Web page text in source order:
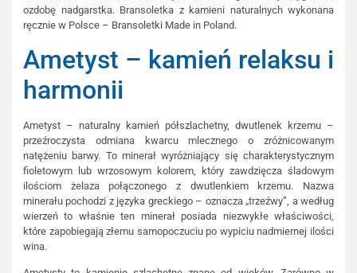
ozdobę nadgarstka. Bransoletka z kamieni naturalnych wykonana
ręcznie w Polsce – Bransoletki Made in Poland.
Ametyst – kamień relaksu i
harmonii
Ametyst – naturalny kamień półszlachetny, dwutlenek krzemu –
przeźroczysta odmiana kwarcu mlecznego o zróżnicowanym
natężeniu barwy. To minerał wyróżniający się charakterystycznym
fioletowym lub wrzosowym kolorem, który zawdzięcza śladowym
ilościom żelaza połączonego z dwutlenkiem krzemu. Nazwa
minerału pochodzi z języka greckiego – oznacza „trzeźwy”, a według
wierzeń to właśnie ten minerał posiada niezwykłe właściwości,
które zapobiegają złemu samopoczuciu po wypiciu nadmiernej ilości
wina.